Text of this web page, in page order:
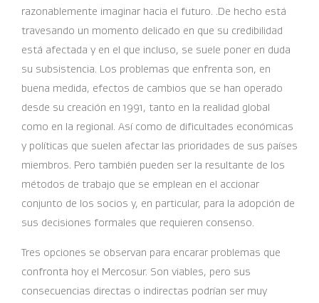
razonablemente imaginar hacia el futuro. .De hecho está
travesando un momento delicado en que su credibilidad
está afectada y en el que incluso, se suele poner en duda
su subsistencia. Los problemas que enfrenta son, en
buena medida, efectos de cambios que se han operado
desde su creación en 1991, tanto en la realidad global
como en la regional. Así como de dificultades económicas
y políticas que suelen afectar las prioridades de sus países
miembros. Pero también pueden ser la resultante de los
métodos de trabajo que se emplean en el accionar
conjunto de los socios y, en particular, para la adopción de
sus decisiones formales que requieren consenso.
Tres opciones se observan para encarar problemas que
confronta hoy el Mercosur. Son viables, pero sus
consecuencias directas o indirectas podrían ser muy